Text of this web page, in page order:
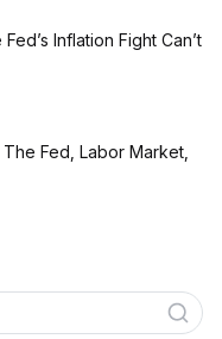
Inflation Fight Can’t
Fed, Labor Market,